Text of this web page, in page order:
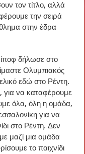
τον τίτλο, αλλά
την σειρά
στην έδρα
δήλωσε στο
Ολυμπιακός
εδώ στο Ρέντη.
για να καταφέρουμε
όλα, όλη η ομάδα,
για να
στο Ρέντη. Δεν
μαζί μια ομάδα
το παιχνίδι